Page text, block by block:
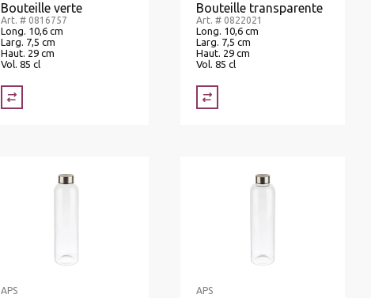
Bouteille verte
Art. # 0816757
Long. 10,6 cm
Larg. 7,5 cm
Haut. 29 cm
Vol. 85 cl
Bouteille transparente
Art. # 0822021
Long. 10,6 cm
Larg. 7,5 cm
Haut. 29 cm
Vol. 85 cl
APS
APS